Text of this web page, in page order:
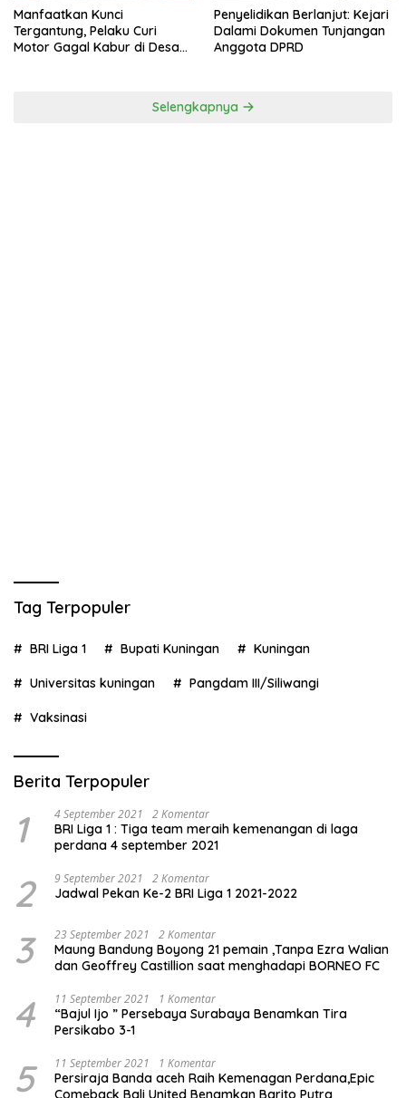
Manfaatkan Kunci
Tergantung, Pelaku Curi
Motor Gagal Kabur di Desa
Penyelidikan Berlanjut: Kejari
Dalami Dokumen Tunjangan
Anggota DPRD
Selengkapnya
Tag Terpopuler
BRI Liga 1 Bupati Kuningan Kuningan
Universitas kuningan Pangdam III/Siliwangi
Vaksinasi
Berita Terpopuler
1 4 September 2021 2 Komentar
BRI Liga 1 : Tiga team meraih kemenangan di laga
perdana 4 september 2021
2 9 September 2021 2 Komentar
Jadwal Pekan Ke-2 BRI Liga 1 2021-2022
3 23 September 2021 2 Komentar
Maung Bandung Boyong 21 pemain ,Tanpa Ezra Walian
dan Geoffrey Castillion saat menghadapi BORNEO FC
4 11 September 2021 1 Komentar
“Bajul Ijo ” Persebaya Surabaya Benamkan Tira
Persikabo 3-1
5 11 September 2021 1 Komentar
Persiraja Banda aceh Raih Kemenagan Perdana,Epic
Comeback Bali United Benamkan Barito Putra